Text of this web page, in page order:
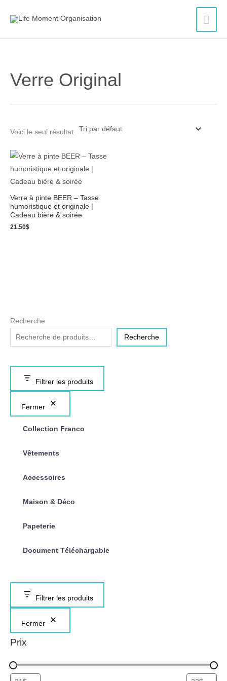
Recherche
Recherche
Filtrer les produits
Fermer
Collection Franco
Vêtements
Accessoires
Maison & Déco
Papeterie
Document Téléchargable
Filtrer les produits
Fermer
Prix
Verre Original
Voici le seul résultat
Verre à pinte BEER – Tasse
humoristique et originale |
Cadeau bière & soirée
21.50$